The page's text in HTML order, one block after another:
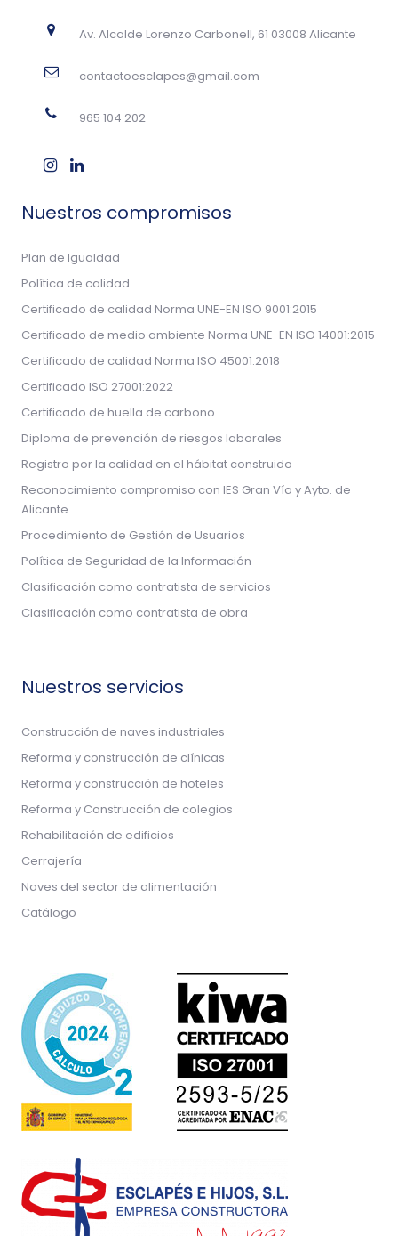
Av. Alcalde Lorenzo Carbonell, 61 03008 Alicante
contactoesclapes@gmail.com
965 104 202
Nuestros compromisos
Plan de Igualdad
Política de calidad
Certificado de calidad Norma UNE-EN ISO 9001:2015
Certificado de medio ambiente Norma UNE-EN ISO 14001:2015
Certificado de calidad Norma ISO 45001:2018
Certificado ISO 27001:2022
Certificado de huella de carbono
Diploma de prevención de riesgos laborales
Registro por la calidad en el hábitat construido
Reconocimiento compromiso con IES Gran Vía y Ayto. de
Alicante
Procedimiento de Gestión de Usuarios
Política de Seguridad de la Información
Clasificación como contratista de servicios
Clasificación como contratista de obra
Nuestros servicios
Construcción de naves industriales
Reforma y construcción de clínicas
Reforma y construcción de hoteles
Reforma y Construcción de colegios
Rehabilitación de edificios
Cerrajería
Naves del sector de alimentación
Catálogo